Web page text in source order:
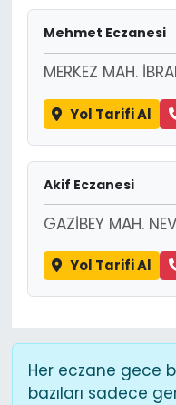
Mehmet Eczanesi
MERKEZ MAH.
Yol Tarifi Al
Akif Eczanesi
GAZİBEY MAH.
Yol Tarifi Al
Her eczane gece
bazıları sadece